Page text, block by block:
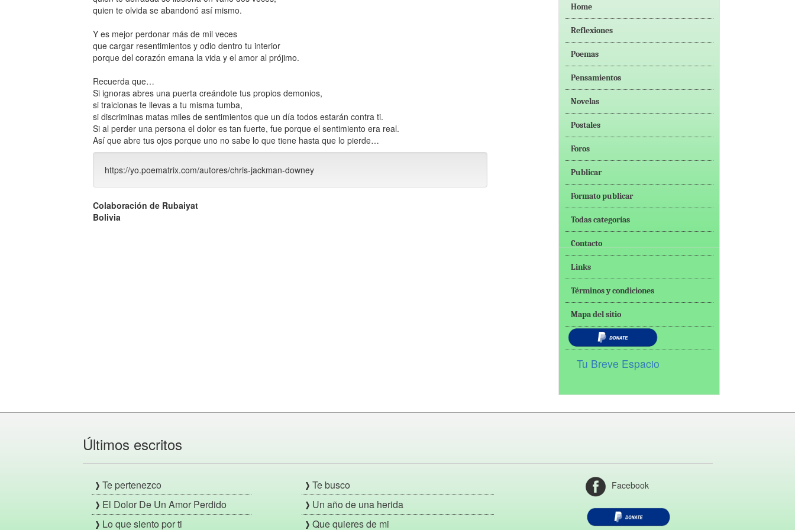
quien te olvida se abandonó así mismo.
Y es mejor perdonar más de mil veces
que cargar resentimientos y odio dentro tu interior
porque del corazón emana la vida y el amor al prójimo.
Recuerda que…
Si ignoras abres una puerta creándote tus propios demonios,
si traicionas te llevas a tu misma tumba,
si discriminas matas miles de sentimientos que un día todos estarán contra ti.
Si al perder una persona el dolor es tan fuerte, fue porque el sentimiento era real.
Así que abre tus ojos porque uno no sabe lo que tiene hasta que lo pierde…
https://yo.poematrix.com/autores/chris-jackman-downey
Colaboración de Rubaiyat
Bolivia
Home
Reflexiones
Poemas
Pensamientos
Novelas
Postales
Foros
Publicar
Formato publicar
Todas categorías
Contacto
Links
Términos y condiciones
Mapa del sitio
Tu Breve Espacio
Últimos escritos
Te pertenezco
El Dolor De Un Amor Perdido
Lo que siento por ti
Te busco
Un año de una herida
Que quieres de mi
Facebook